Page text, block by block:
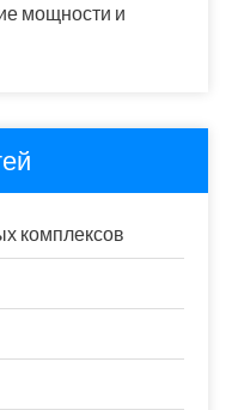
мощности и
комплексов